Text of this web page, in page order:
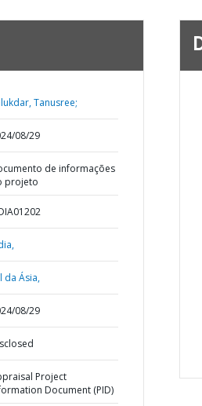
Tanusree;
08/29
de informações
projeto
da Ásia,
08/29
Project
Document (PID)